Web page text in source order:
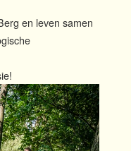
en leven samen